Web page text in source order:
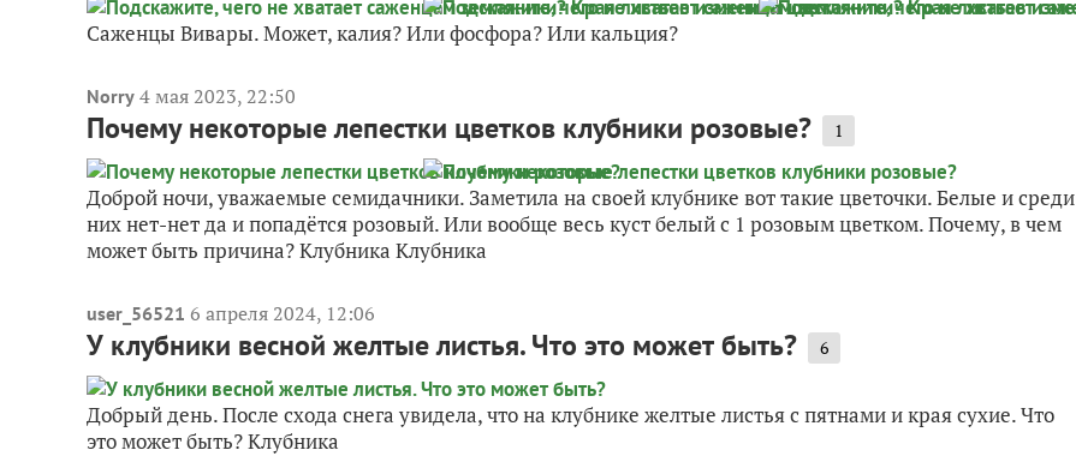
Саженцы Вивары. Может, калия? Или фосфора? Или кальция?
Norry 4 мая 2023, 22:50
Почему некоторые лепестки цветков клубники розовые? 1
Доброй ночи, уважаемые семидачники. Заметила на своей клубнике вот такие цветочки. Белые и среди
них нет-нет да и попадётся розовый. Или вообще весь куст белый с 1 розовым цветком. Почему, в чем
может быть причина? Клубника Клубника
user_56521 6 апреля 2024, 12:06
У клубники весной желтые листья. Что это может быть? 6
Добрый день. После схода снега увидела, что на клубнике желтые листья с пятнами и края сухие. Что
это может быть? Клубника